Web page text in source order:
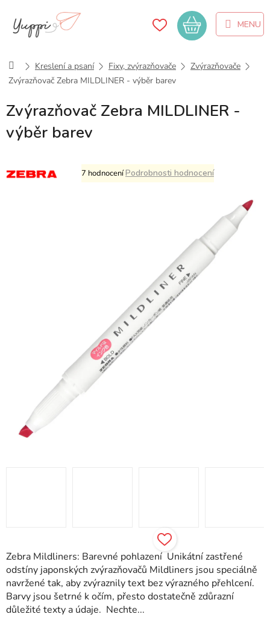
obsah
Nákupní
košík
DomůKreslení a psaní Fixy, zvýrazňovače
Zvýrazňovače
Zvýrazňovač Zebra MILDLINER - výběr barev
Zvýrazňovač Zebra MILDLINER -
výběr barev
Průměrné
hodnocení
7 hodnoceníPodrobnosti hodnocení
Zebra Mildliners: Barevné pohlazení Unikátní zastřené
odstíny japonských zvýrazňovačů Mildliners jsou speciálně
navržené tak, aby zvýraznily text bez výrazného přehlcení.
Barvy jsou šetrné k očím, přesto dostatečně zdůrazní
důležité texty a údaje. Nechte...